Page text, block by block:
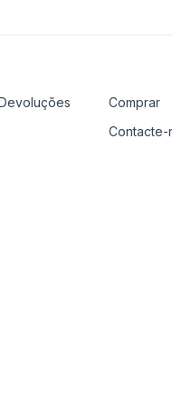
Comprar
Contacte-